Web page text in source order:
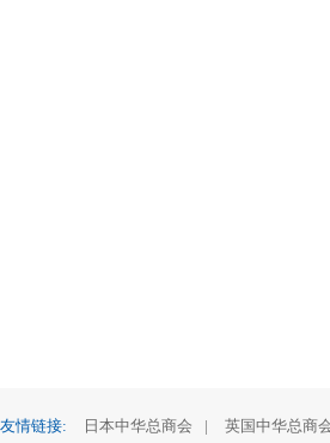
友情链接: 日本中华总商会 | 英国中华总商